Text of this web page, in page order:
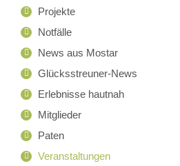
Projekte
Notfälle
News aus Mostar
Glücksstreuner-News
Erlebnisse hautnah
Mitglieder
Paten
Veranstaltungen